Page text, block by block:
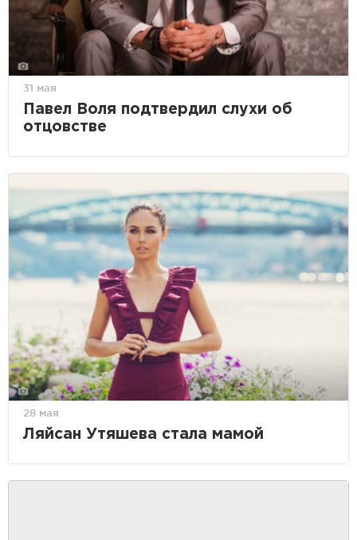
31 мая
Павел Воля подтвердил слухи об
отцовстве
28 мая
Ляйсан Утяшева стала мамой